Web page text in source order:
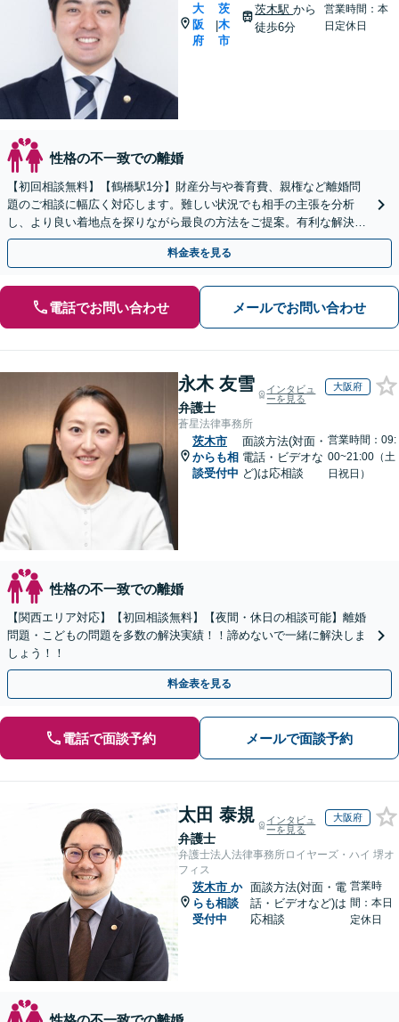
大
阪
府
|
茨
木
市
茨木駅から
徒歩6分
営業時間：本
日定休日
性格の不一致での離婚
【初回相談無料】【鶴橋駅1分】財産分与や養育費、親権など離婚問
題のご相談に幅広く対応します。難しい状況でも相手の主張を分析
し、より良い着地点を探りながら最良の方法をご提案。有利な解決を
目指し粘り強く交渉します【土日祝対応可】【子連れ相談可】
料金表を見る
電話でお問い合わせ メールでお問い合わせ
永木 友雪
弁護士
インタビュ
ーを見る
大阪府
蒼星法律事務所
茨木市
からも相
談受付中
面談方法(対面・
電話・ビデオな
ど)は応相談
営業時間：09:
00~21:00（土
日祝日）
性格の不一致での離婚
【関西エリア対応】【初回相談無料】【夜間・休日の相談可能】離婚
問題・こどもの問題を多数の解決実績！！諦めないで一緒に解決しま
しょう！！
料金表を見る
電話で面談予約 メールで面談予約
太田 泰規
弁護士
インタビュ
ーを見る
大阪府
弁護士法人法律事務所ロイヤーズ・ハイ 堺オ
フィス
茨木市 か
らも相談
受付中
面談方法(対面・電
話・ビデオなど)は
応相談
営業時
間：本日
定休日